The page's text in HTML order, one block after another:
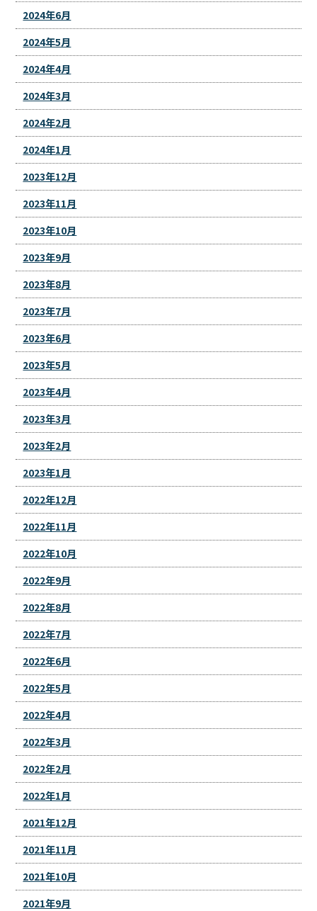
2024年6月
2024年5月
2024年4月
2024年3月
2024年2月
2024年1月
2023年12月
2023年11月
2023年10月
2023年9月
2023年8月
2023年7月
2023年6月
2023年5月
2023年4月
2023年3月
2023年2月
2023年1月
2022年12月
2022年11月
2022年10月
2022年9月
2022年8月
2022年7月
2022年6月
2022年5月
2022年4月
2022年3月
2022年2月
2022年1月
2021年12月
2021年11月
2021年10月
2021年9月